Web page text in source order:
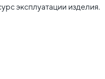
эксплуатации изделия.